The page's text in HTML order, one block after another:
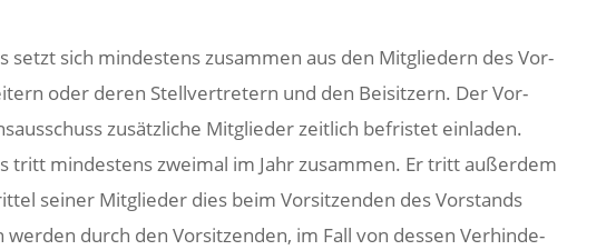
setzt sich mindestens zusammen aus den Mitgliedern des Vor-
oder deren Stellvertretern und den Beisitzern. Der Vor-
zusätzliche Mitglieder zeitlich befristet einladen.
tritt mindestens zweimal im Jahr zusammen. Er tritt außerdem
seiner Mitglieder dies beim Vorsitzenden des Vorstands
werden durch den Vorsitzenden, im Fall von dessen Verhinde-